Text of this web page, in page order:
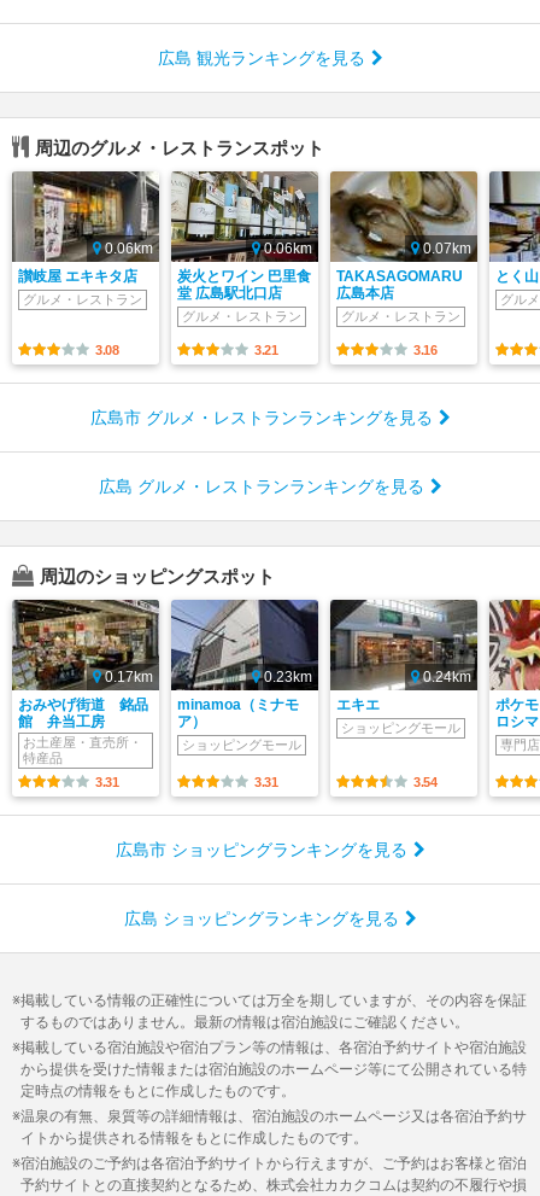
広島 観光ランキングを見る
周辺のグルメ・レストランスポット
0.06km
讃岐屋 エキキタ店
グルメ・レストラン
3.08
0.06km
炭火とワイン 巴里食
堂 広島駅北口店
グルメ・レストラン
3.21
0.07km
TAKASAGOMARU
広島本店
グルメ・レストラン
3.16
とく山
グル
広島市 グルメ・レストランランキングを見る
広島 グルメ・レストランランキングを見る
周辺のショッピングスポット
0.17km
おみやげ街道 銘品
館 弁当工房
お土産屋・直売所・
特産品
3.31
0.23km
minamoa（ミナモ
ア）
ショッピングモール
3.31
0.24km
エキエ
ショッピングモール
3.54
ポケ
ロシマ
専門店
広島市 ショッピングランキングを見る
広島 ショッピングランキングを見る
掲載している情報の正確性については万全を期していますが、その内容を保証
するものではありません。最新の情報は宿泊施設にご確認ください。
掲載している宿泊施設や宿泊プラン等の情報は、各宿泊予約サイトや宿泊施設
から提供を受けた情報または宿泊施設のホームページ等にて公開されている特
定時点の情報をもとに作成したものです。
温泉の有無、泉質等の詳細情報は、宿泊施設のホームページ又は各宿泊予約サ
イトから提供される情報をもとに作成したものです。
宿泊施設のご予約は各宿泊予約サイトから行えますが、ご予約はお客様と宿泊
予約サイトとの直接契約となるため、株式会社カカクコムは契約の不履行や損